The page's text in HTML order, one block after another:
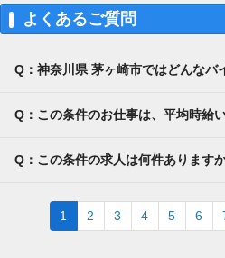
よくあるご質問
Q：神奈川県 茅ヶ崎市ではどんなバ
Q：この条件のお仕事は、平均時給
Q：この条件の求人は何件あります
1 2 3 4 5 6